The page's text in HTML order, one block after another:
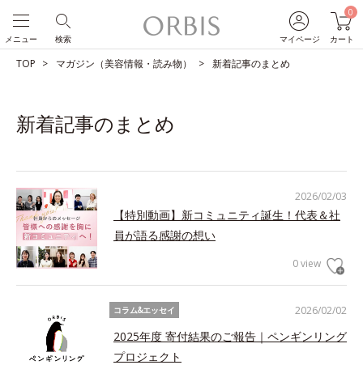
マイページ
0
カート
検索
メニュー
TOP マガジン（美容情報・読み物） 新着記事のまとめ
新着記事のまとめ
2026/02/03
【特別動画】新コミュニティ誕生！代表＆社
員が語る感謝の想い
0 view
2026/02/02
コラム&エッセイ
2025年度 寄付結果のご報告｜ペンギンリング
プロジェクト